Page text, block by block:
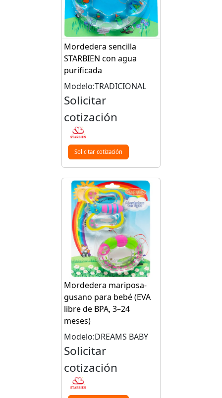
Mordedera sencilla
STARBIEN con agua
purificada
Modelo:TRADICIONAL
Solicitar
cotización
Solicitar cotización
Mordedera mariposa-
gusano para bebé (EVA
libre de BPA, 3–24
meses)
Modelo:DREAMS BABY
Solicitar
cotización